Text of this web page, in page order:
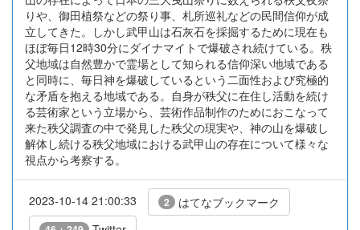
りや、御田植祭などの祭り事、札所巡礼などの民間信仰が成
立してきた。しかし武甲山は石灰石を採掘するために現在も
ほぼ毎日12時30分にダイナマイトで爆破され続けている。秩
父地域は自然豊かで霊場として知られる信仰深い地域である
と同時に、毎日神を爆破しているという二面性および究極的
な矛盾を抱える地域である。自身が秩父に在住し活動を続け
る芸術家という立場から、芸術作品制作のためにおこなって
来た秩父調査の中で発見した秩父の現実や、神の山を爆破し
解体し続ける秩父地域における武甲山の存在について様々な
視点から考察する。
2023-10-14 21:00:33 2 はてなブックマーク